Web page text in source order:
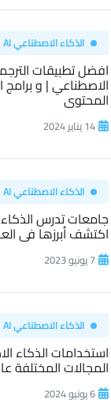
الذكاء الاصطناعي AI
افضل تطبيقات
الاصطناعي | و برامج
المحتوى
14 يناير 2024
الذكاء الاصطناعي AI
جامعات تدرس
اكتشف أبرزها فى
7 يونيو 2023
الذكاء الاصطناعي AI
استخدامات الذكاء
المجالات المختلفة عام
6 يونيو 2024